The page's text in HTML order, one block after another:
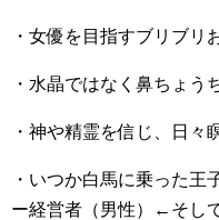
・女優を目指すブリブリ
・水晶ではなく鼻ちょう
・神や精霊を信じ、日々
・いつか白馬に乗った王
ー経営者（男性）←そし